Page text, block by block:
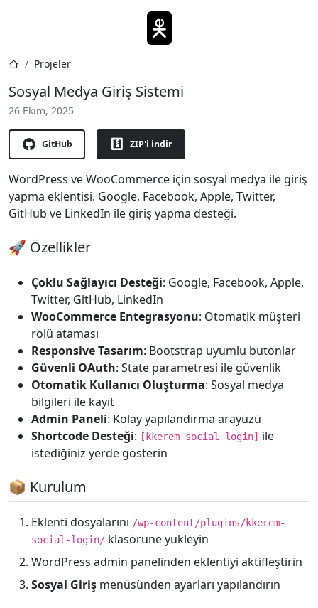
Projeler
Sosyal Medya Giriş Sistemi
26 Ekim, 2025
GitHub ZIP'i indir
WordPress ve WooCommerce için sosyal medya ile giriş
yapma eklentisi. Google, Facebook, Apple, Twitter,
GitHub ve LinkedIn ile giriş yapma desteği.
🚀 Özellikler
Çoklu Sağlayıcı Desteği: Google, Facebook, Apple,
Twitter, GitHub, LinkedIn
WooCommerce Entegrasyonu: Otomatik müşteri
rolü ataması
Responsive Tasarım: Bootstrap uyumlu butonlar
Güvenli OAuth: State parametresi ile güvenlik
Otomatik Kullanıcı Oluşturma: Sosyal medya
bilgileri ile kayıt
Admin Paneli: Kolay yapılandırma arayüzü
Shortcode Desteği: [kkerem_social_login] ile
istediğiniz yerde gösterin
📦 Kurulum
Eklenti dosyalarını /wp-content/plugins/kkerem-
social-login/ klasörüne yükleyin
WordPress admin panelinden eklentiyi aktifleştirin
Sosyal Giriş menüsünden ayarları yapılandırın